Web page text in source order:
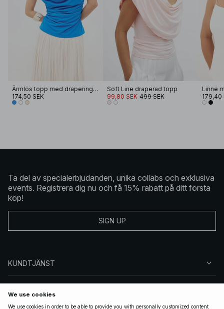
Ärmlös topp med drapering fram
174,50 SEK
Soft Line draperad topp
99,80 SEK 499 SEK
Linne
179,40
Ta del av specialerbjudanden, unika collabs och exklusiva
events. Registrera dig nu och få 15% rabatt på ditt första
köp!
SIGN UP
KUNDTJÄNST